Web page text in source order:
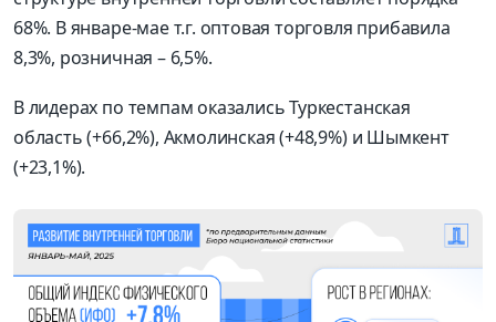
68%. В январе-мае т.г. оптовая торговля прибавила
8,3%, розничная – 6,5%.
В лидерах по темпам оказались Туркестанская
область (+66,2%), Акмолинская (+48,9%) и Шымкент
(+23,1%).